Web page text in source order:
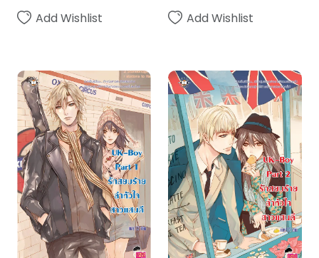
Add Wishlist Add Wishlist